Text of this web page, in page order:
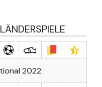
2022